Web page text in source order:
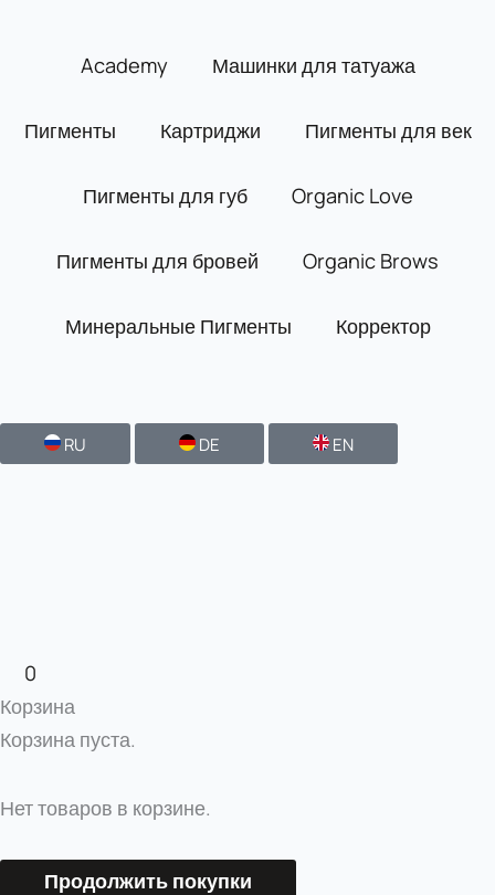
содержимому
Academy Машинки для татуажа
Пигменты Картриджи Пигменты для век
Пигменты для губ Organic Love
Пигменты для бровей Organic Brows
Минеральные Пигменты Корректор
RU DE EN
0
Корзина
Корзина пуста.
Нет товаров в корзине.
Продолжить покупки